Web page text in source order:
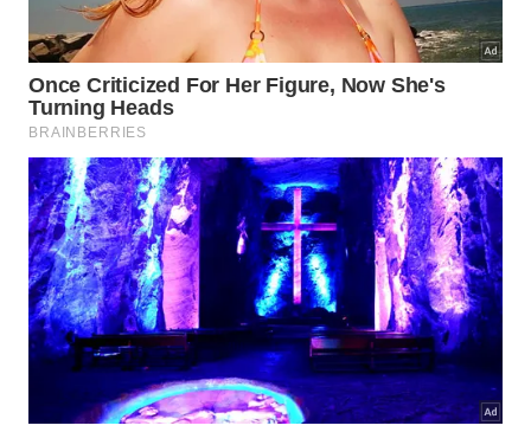
influencia na vida útil?
Cada bateria possui um número limitado de ciclos
de carga completos, sendo que um ciclo é
contabilizado toda vez que o consumo total atinge
cem por cento. Ao realizar cargas parciais e manter
o nível de energia em uma zona de conforto, você
fragmenta esses ciclos e prolonga a vida útil
química dos íons de lítio. Essa abordagem técnica
permite que a saúde da bateria permaneça em
níveis excelentes por muito mais tempo, evitando a
necessidade de substituição prematura do
componente interno do celular.
Existem diversos benefícios técnicos ao gerenciar